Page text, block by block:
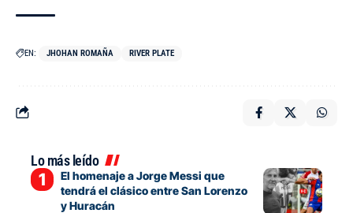
EN: JHOHAN ROMAÑA RIVER PLATE
Lo más leído
El homenaje a Jorge Messi que
tendrá el clásico entre San Lorenzo
y Huracán